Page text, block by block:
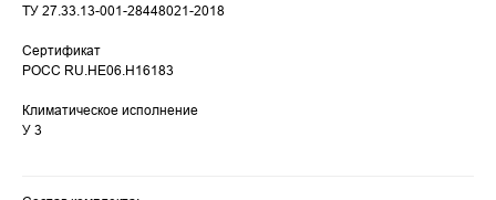
ТУ 27.33.13-001-28448021-2018
Сертификат
РОСС RU.HЕ06.Н16183
Климатическое исполнение
У 3